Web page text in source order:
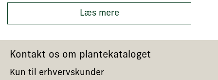
Læs mere
Kontakt os om plantekataloget
Kun til erhvervskunder